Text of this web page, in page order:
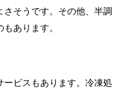
そうです。その他、半調
あります。
ービスもあります。冷凍処